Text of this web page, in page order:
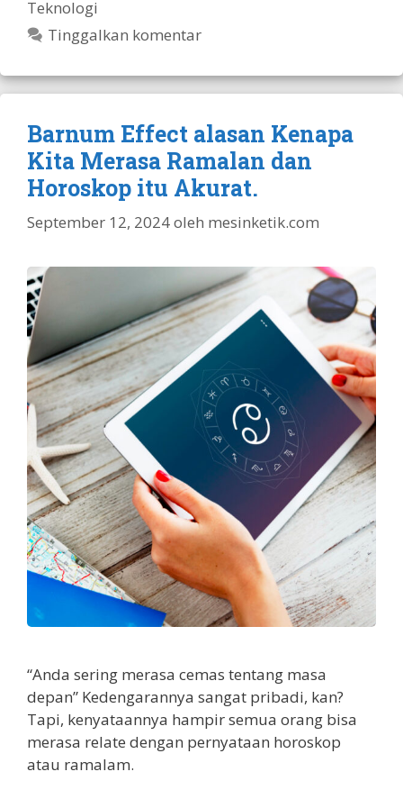
Teknologi
Tinggalkan komentar
Barnum Effect alasan Kenapa
Kita Merasa Ramalan dan
Horoskop itu Akurat.
September 12, 2024oleh mesinketik.com
“Anda sering merasa cemas tentang masa
depan” Kedengarannya sangat pribadi, kan?
Tapi, kenyataannya hampir semua orang bisa
merasa relate dengan pernyataan horoskop
atau ramalam.